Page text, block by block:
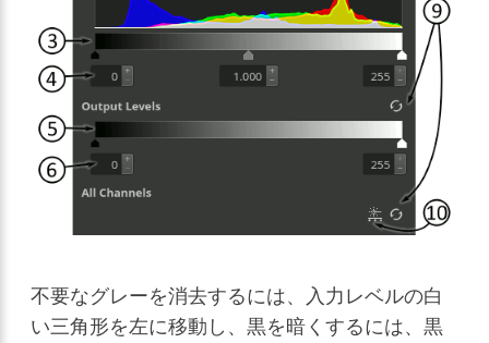
不要なグレーを消去するには、入力レベルの白
い三角形を左に移動し、黒を暗くするには、黒